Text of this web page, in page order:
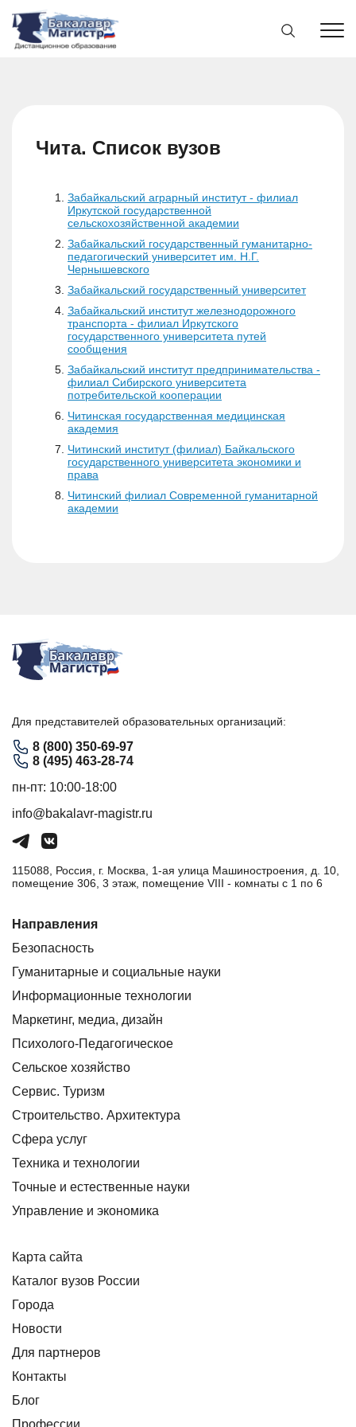
Чита. Список вузов
Забайкальский аграрный институт - филиал
Иркутской государственной
сельскохозяйственной академии
Забайкальский государственный гуманитарно-
педагогический университет им. Н.Г.
Чернышевского
Забайкальский государственный университет
Забайкальский институт железнодорожного
транспорта - филиал Иркутского
государственного университета путей
сообщения
Забайкальский институт предпринимательства -
филиал Сибирского университета
потребительской кооперации
Читинская государственная медицинская
академия
Читинский институт (филиал) Байкальского
государственного университета экономики и
права
Читинский филиал Современной гуманитарной
академии
Для представителей образовательных организаций:
8 (800) 350-69-97
8 (495) 463-28-74
пн-пт: 10:00-18:00
info@bakalavr-magistr.ru
115088, Россия, г. Москва, 1-ая улица Машиностроения, д. 10,
помещение 306, 3 этаж, помещение VIII - комнаты с 1 по 6
Направления
Безопасность
Гуманитарные и социальные науки
Информационные технологии
Маркетинг, медиа, дизайн
Психолого-Педагогическое
Сельское хозяйство
Сервис. Туризм
Строительство. Архитектура
Сфера услуг
Техника и технологии
Точные и естественные науки
Управление и экономика
Карта сайта
Каталог вузов России
Города
Новости
Для партнеров
Контакты
Блог
Профессии